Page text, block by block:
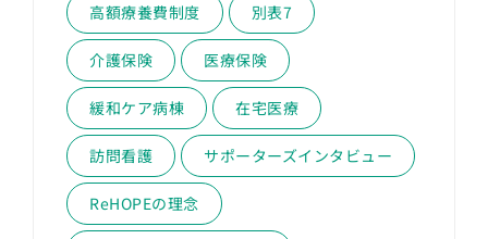
高額療養費制度 別表7
介護保険 医療保険
緩和ケア病棟 在宅医療
訪問看護 サポーターズインタビュー
ReHOPEの理念